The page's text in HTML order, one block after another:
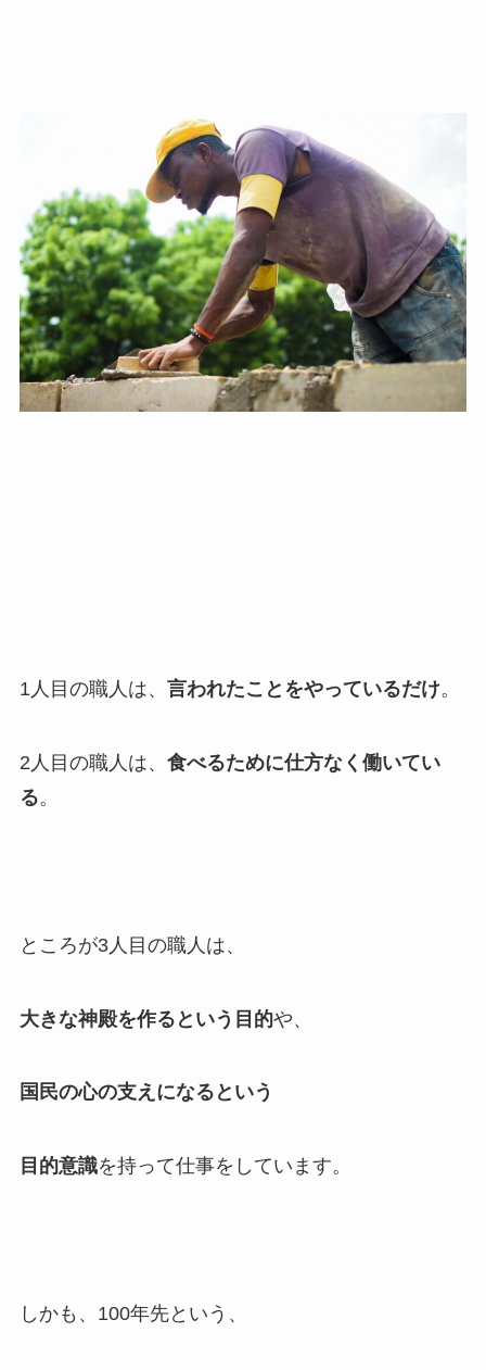
1人目の職人は、 言われたことをやっているだけ。
2人目の職人は、 食べるために仕方なく働いてい
る。
ところが3人目の職人は、
大きな神殿を作るという目的や、
国民の心の支えになるという
目的意識を持って仕事をしています。
しかも、100年先という、